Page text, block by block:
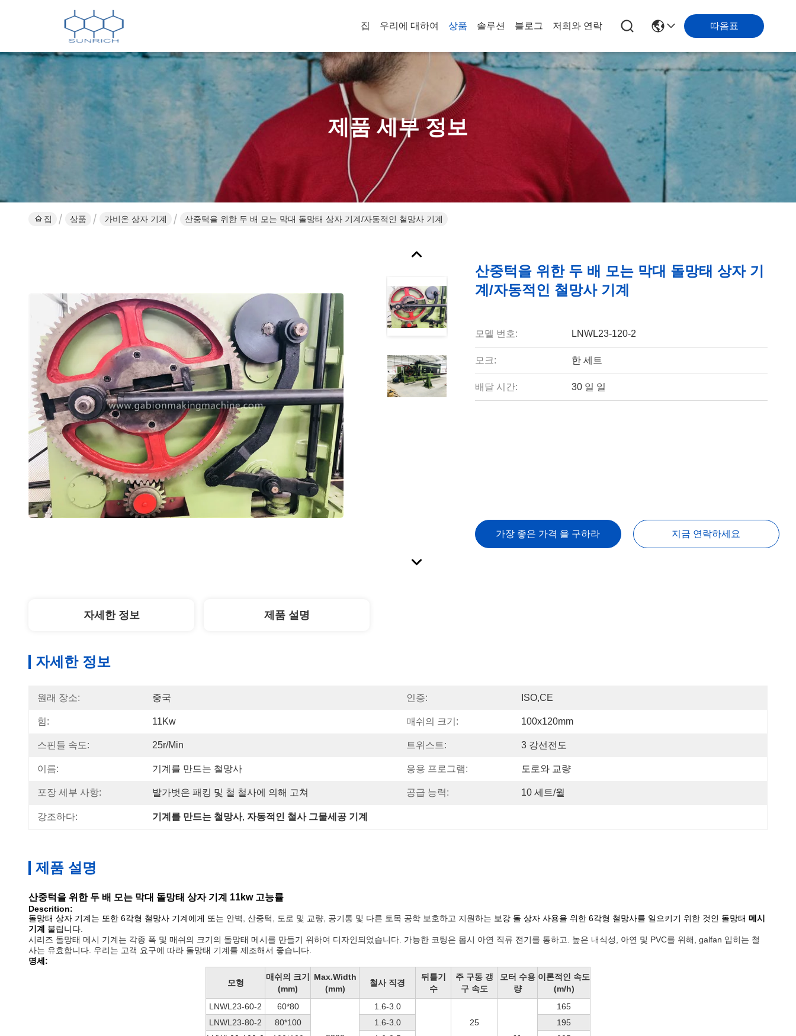
집 우리에 대하여 상품 솔루션 블로그 저희와 연락 따옴표
제품 세부 정보
집 상품 가비온 상자 기계 산중턱을 위한 두 배 모는 막대 돌망태 상자 기계/자동적인 철망사 기계
산중턱을 위한 두 배 모는 막대 돌망태 상자 기
계/자동적인 철망사 기계
모델 번호: LNWL23-120-2
모크: 한 세트
배달 시간: 30 일 일
가장 좋은 가격 을 구하라 지금 연락하세요
자세한 정보 제품 설명
자세한 정보
원래 장소: 중국 인증: ISO,CE
힘: 11Kw 매쉬의 크기: 100x120mm
스핀들 속도: 25r/min 트위스트: 3 강선전도
이름: 기계를 만드는 철망사 응용 프로그램: 도로와 교량
포장 세부 사항: 발가벗은 패킹 및 철 철사에 의해 고쳐 공급 능력: 10 세트/월
강조하다: 기계를 만드는 철망사, 자동적인 철사 그물세공 기계
제품 설명
산중턱을 위한 두 배 모는 막대 돌망태 상자 기계 11kw 고능률
Descrition:
돌망태 상자 기계는 또한 6각형 철망사 기계에게 또는 안벽, 산중턱, 도로 및 교량, 공기통 및 다른 토목 공학 보호하고 지원하는 보강 돌 상자 사용을 위한 6각형 철망사를 일으키기 위한 것인 돌망태 메시
기계 불립니다
시리즈 돌망태 메시 기계는 각종 폭 및 매쉬의 크기의 돌망태 메시를 만들기 위하여 디자인되었습니다. 가능한 코팅은 몹시 아연 직류 전기를 통하고. 높은 내식성, 아연 및 PVC를 위해, galfan 입히는 철
사는 유효합니다. 우리는 고객 요구에 따라 돌망태 기계를 제조해서 좋습니다.
명세:
모형
매쉬의 크기
(mm)
Max.Width
(mm)
철사 직경
뒤틀기
수
주 구동 갱
구 속도
모터 수용
량
이론적인 속도
(m/h)
LNWL23-60-2
60*80 1.6-3.0
25
165
LNWL23-80-2
80*100 1.6-3.0
195